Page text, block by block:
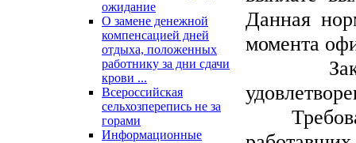
ожидание
О замене денежной
компенсацией дней
отдыха, положенных
работнику за дни сдачи
крови ...
Всероссийская
сельхозперепись не за
горами
Информационные
Данная
момента
Законом